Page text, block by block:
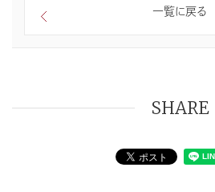
一覧に戻る
SHARE